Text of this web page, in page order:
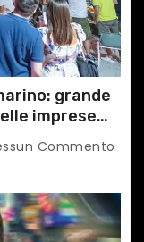
grande
imprese
Commento